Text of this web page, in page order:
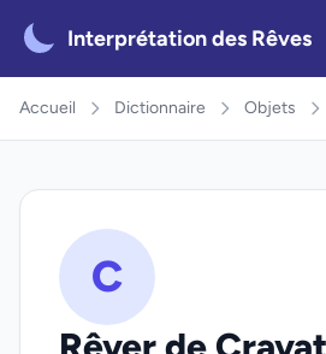
Interprétation des Rêves
Accueil Dictionnaire Objets
C